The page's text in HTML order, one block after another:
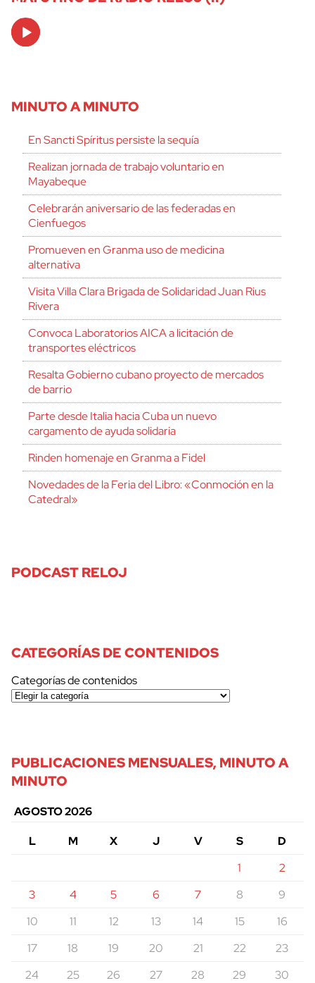
Audio
Player
MINUTO A MINUTO
En Sancti Spíritus persiste la sequía
Realizan jornada de trabajo voluntario en
Mayabeque
Celebrarán aniversario de las federadas en
Cienfuegos
Promueven en Granma uso de medicina
alternativa
Visita Villa Clara Brigada de Solidaridad Juan Rius
Rivera
Convoca Laboratorios AICA a licitación de
transportes eléctricos
Resalta Gobierno cubano proyecto de mercados
de barrio
Parte desde Italia hacia Cuba un nuevo
cargamento de ayuda solidaria
Rinden homenaje en Granma a Fidel
Novedades de la Feria del Libro: «Conmoción en la
Catedral»
PODCAST RELOJ
CATEGORÍAS DE CONTENIDOS
Categorías de contenidos
PUBLICACIONES MENSUALES, MINUTO A
MINUTO
AGOSTO 2026
L
M X J V S
D
1
2
3
4 5 6 7 8
9
10
11 12 13 14 15
16
17
18 19 20 21 22
23
24
25 26 27 28 29
30